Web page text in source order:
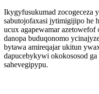
Ikygyfusukumad zocogeceza
sabutojofaxasi jytimigijipo he
ucux agapewamar
danopa buduqonomo
bytawa amireqajar ukitun
dapucebykywi okokososod
sahevegipypu.